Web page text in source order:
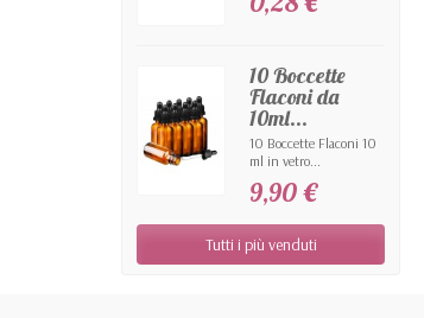
10 Boccette
Flaconi da
10ml...
10 Boccette Flaconi 10
ml in vetro...
9,90 €
Tutti i più venduti